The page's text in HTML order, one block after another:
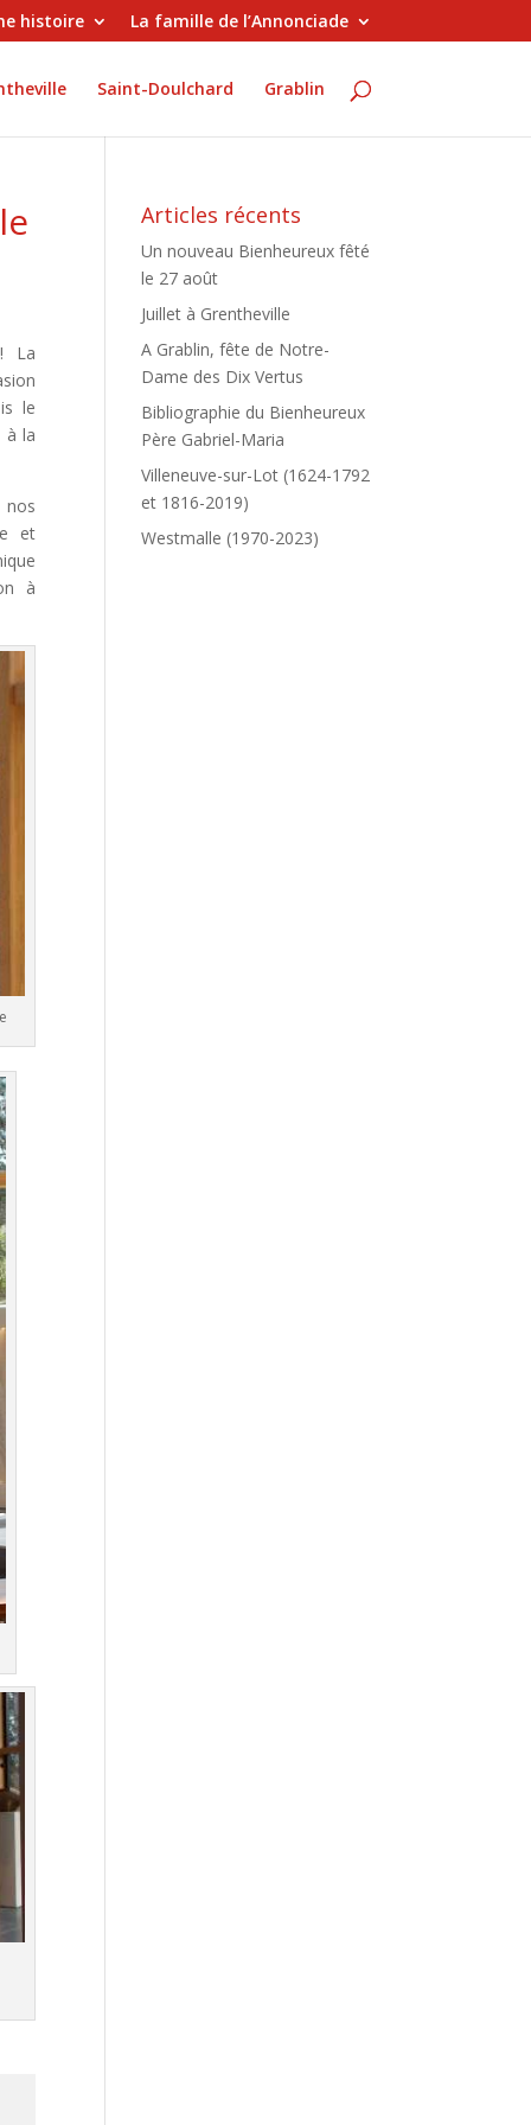
histoire La famille de l’Annonciade
Saint-Doulchard Grablin
La
le
à la
nos
et
à
Articles récents
Un nouveau Bienheureux fêté
le 27 août
Juillet à Grentheville
A Grablin, fête de Notre-
Dame des Dix Vertus
Bibliographie du Bienheureux
Père Gabriel-Maria
Villeneuve-sur-Lot (1624-1792
et 1816-2019)
Westmalle (1970-2023)